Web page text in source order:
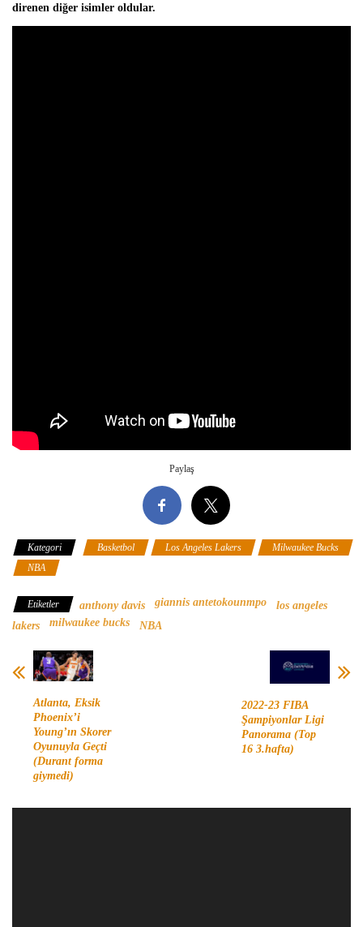
direnen diğer isimler oldular.
Paylaş
Kategori Basketbol Los Angeles Lakers
Milwaukee Bucks
NBA
Etiketler anthony davis giannis antetokounmpo
los angeles
lakers
milwaukee bucks NBA
Atlanta, Eksik
Phoenix’i
Young’ın Skorer
Oyunuyla Geçti
(Durant forma
giymedi)
2022-23 FIBA
Şampiyonlar Ligi
Panorama (Top
16 3.hafta)